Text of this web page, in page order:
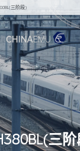
三
三阶段)